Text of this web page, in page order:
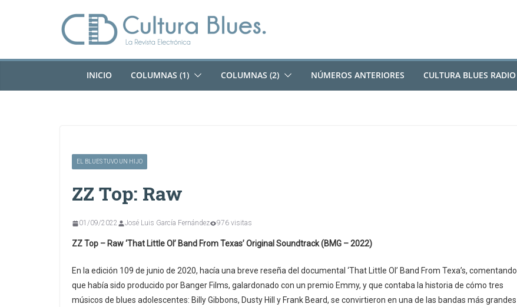
INICIO COLUMNAS (1) COLUMNAS (2) NÚMEROS ANTERIORES CULTURA BLUES RADIO
EL BLUES TUVO UN HIJO
ZZ Top: Raw
01/09/2022 José Luis García Fernández 976 visitas
ZZ Top – Raw ‘That Little Ol’ Band From Texas’ Original Soundtrack (BMG – 2022)
En la edición 109 de junio de 2020, hacía una breve reseña del documental ‘That Little Ol’ Band From Texa’s, comentando
que había sido producido por Banger Films, galardonado con un premio Emmy, y que contaba la historia de cómo tres
músicos de blues adolescentes: Billy Gibbons, Dusty Hill y Frank Beard, se convirtieron en una de las bandas más grandes